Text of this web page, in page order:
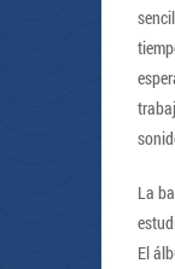
La
El